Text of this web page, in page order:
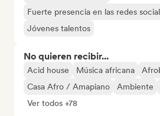
Fuerte presencia en las redes
Jóvenes talentos
No quieren recibir...
Acid house Música africana
Casa Afro / Amapiano
Ambiente
Ver todos +78